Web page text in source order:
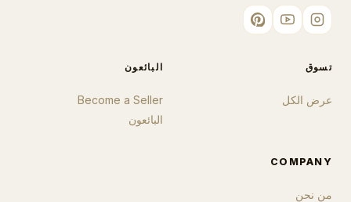
تسوق
عرض الكل
البائعون
Become a Seller
البائعون
COMPANY
من نحن